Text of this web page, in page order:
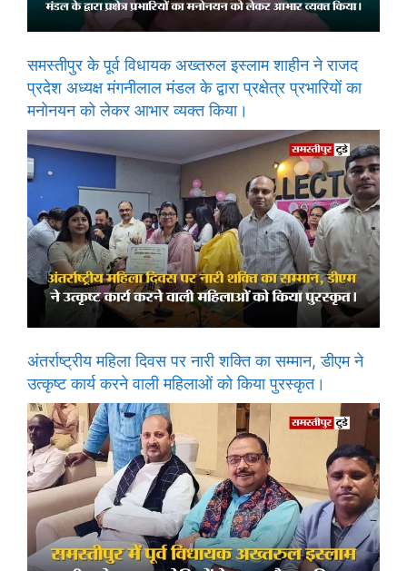
समस्तीपुर के पूर्व विधायक अख्तरुल इस्लाम शाहीन ने राजद
प्रदेश अध्यक्ष मंगनीलाल मंडल के द्वारा प्रक्षेत्र प्रभारियों का
मनोनयन को लेकर आभार व्यक्त किया।
अंतर्राष्ट्रीय महिला दिवस पर नारी शक्ति का सम्मान, डीएम ने
उत्कृष्ट कार्य करने वाली महिलाओं को किया पुरस्कृत।